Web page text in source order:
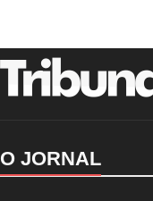
O JORNAL